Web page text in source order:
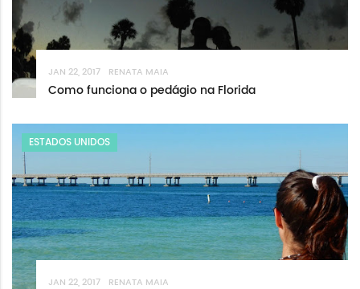
JAN 22, 2017 RENATA MAIA
Como funciona o pedágio na Florida
ESTADOS UNIDOS
JAN 22, 2017 RENATA MAIA